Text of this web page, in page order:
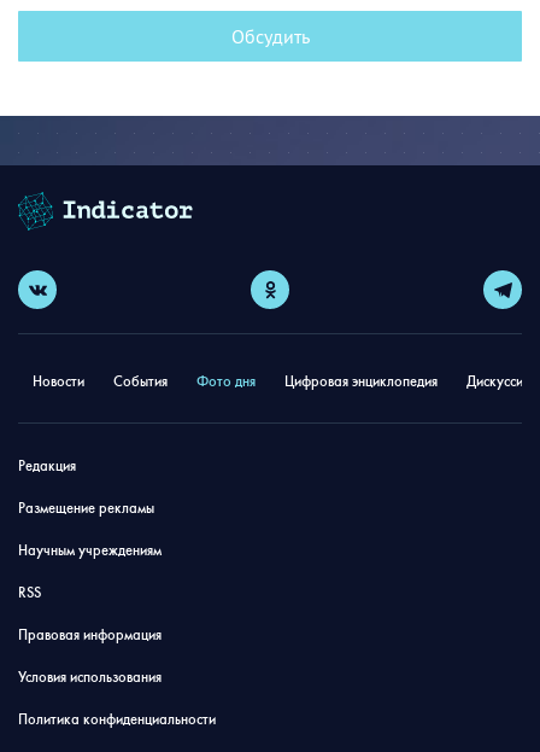
Обсудить
Новости События Фото дня Цифровая энциклопедия
Редакция
Размещение рекламы
Научным учреждениям
RSS
Правовая информация
Условия использования
Политика конфиденциальности